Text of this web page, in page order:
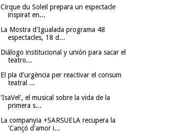
Cirque du Soleil prepara un espectacle
inspirat en...
La Mostra d'Igualada programa 48
espectacles, 18 d...
Diálogo institucional y unión para sacar el
teatro...
El pla d'urgència per reactivar el consum
teatral ...
'IsaVel', el musical sobre la vida de la
primera s...
La companyia +SARSUELA recupera la
'Cançó d'amor i...